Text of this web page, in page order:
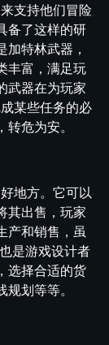
支持他们冒险
备了这样的研
特林武器，
丰富，满足玩
武器在为玩家
某些任务的必
危为安。
地方。它可以
其出售，玩家
产和销售，虽
是游戏设计者
选择合适的货
划等等。